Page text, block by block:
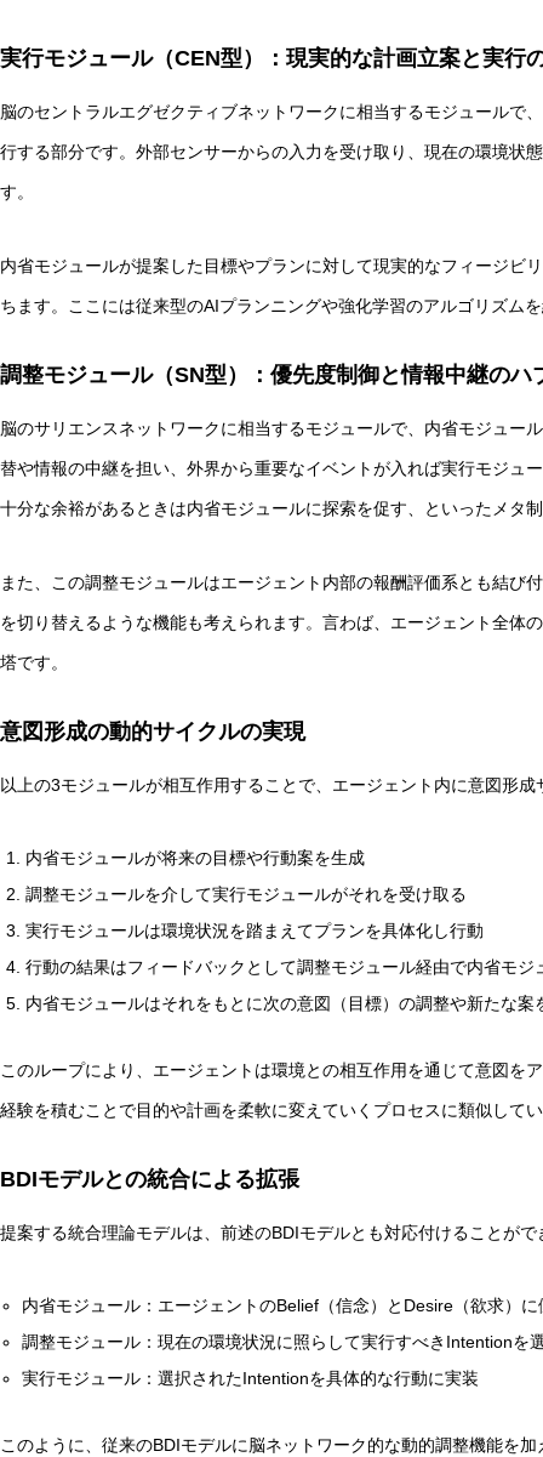
実行モジュール（CEN型）：現実的な計画立案と実行
脳のセントラルエグゼクティブネットワークに相当するモジュールで
行する部分です。外部センサーからの入力を受け取り、現在の環境状
す。
内省モジュールが提案した目標やプランに対して現実的なフィージビ
ちます。ここには従来型のAIプランニングや強化学習のアルゴリズム
調整モジュール（SN型）：優先度制御と情報中継のハ
脳のサリエンスネットワークに相当するモジュールで、内省モジュー
替や情報の中継を担い、外界から重要なイベントが入れば実行モジュ
十分な余裕があるときは内省モジュールに探索を促す、といったメタ
また、この調整モジュールはエージェント内部の報酬評価系とも結び
を切り替えるような機能も考えられます。言わば、エージェント全体
塔です。
意図形成の動的サイクルの実現
以上の3モジュールが相互作用することで、エージェント内に意図形
内省モジュールが将来の目標や行動案を生成
調整モジュールを介して実行モジュールがそれを受け取る
実行モジュールは環境状況を踏まえてプランを具体化し行動
行動の結果はフィードバックとして調整モジュール経由で内省モジ
内省モジュールはそれをもとに次の意図（目標）の調整や新たな案
このループにより、エージェントは環境との相互作用を通じて意図を
経験を積むことで目的や計画を柔軟に変えていくプロセスに類似して
BDIモデルとの統合による拡張
提案する統合理論モデルは、前述のBDIモデルとも対応付けることがで
内省モジュール：エージェントのBelief（信念）とDesire（欲求）
調整モジュール：現在の環境状況に照らして実行すべきIntentionを
実行モジュール：選択されたIntentionを具体的な行動に実装
このように、従来のBDIモデルに脳ネットワーク的な動的調整機能を